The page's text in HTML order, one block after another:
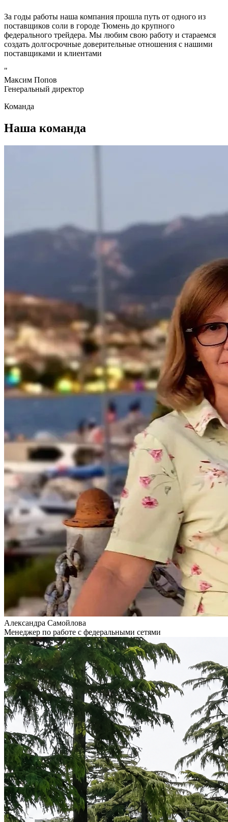
За годы работы наша компания прошла путь от одного из
поставщиков соли в городе Тюмень до крупного
федерального трейдера. Мы любим свою работу и стараемся
создать долгосрочные доверительные отношения с нашими
поставщиками и клиентами
"
Максим Попов
Генеральный директор
Команда
Наша команда
Александра Самойлова
Менеджер по работе с федеральными сетями